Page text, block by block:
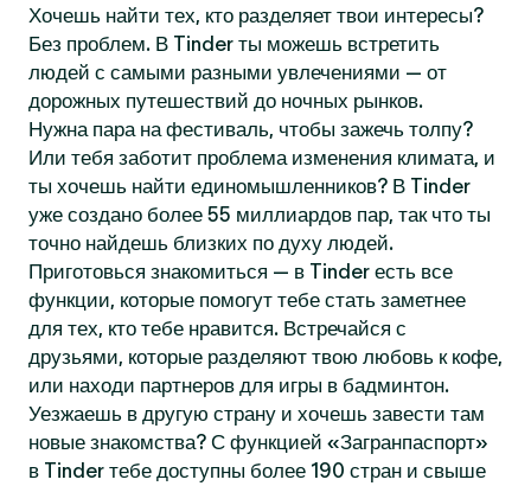
Хочешь найти тех, кто разделяет твои интересы?
Без проблем. В Tinder ты можешь встретить
людей с самыми разными увлечениями — от
дорожных путешествий до ночных рынков.
Нужна пара на фестиваль, чтобы зажечь толпу?
Или тебя заботит проблема изменения климата, и
ты хочешь найти единомышленников? В Tinder
уже создано более 55 миллиардов пар, так что ты
точно найдешь близких по духу людей.
Приготовься знакомиться — в Tinder есть все
функции, которые помогут тебе стать заметнее
для тех, кто тебе нравится. Встречайся с
друзьями, которые разделяют твою любовь к кофе,
или находи партнеров для игры в бадминтон.
Уезжаешь в другую страну и хочешь завести там
новые знакомства? С функцией «Загранпаспорт»
в Tinder тебе доступны более 190 стран и свыше